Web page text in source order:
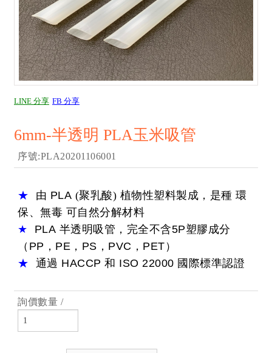
LINE 分享 FB 分享
6mm-半透明 PLA玉米吸管
序號:PLA20201106001
★ 由 PLA (聚乳酸) 植物性塑料製成，是種 環
保、無毒 可自然分解材料
★ PLA 半透明吸管，完全不含5P塑膠成分
（PP，PE，PS，PVC，PET）
★ 通過 HACCP 和 ISO 22000 國際標準認證
詢價數量 /